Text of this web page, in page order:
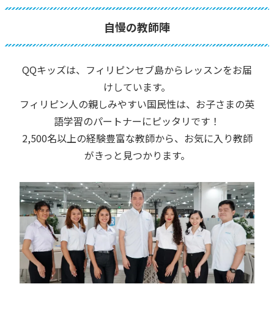
自慢の教師陣
QQキッズは、フィリピンセブ島からレッスンをお届
けしています。
フィリピン人の親しみやすい国民性は、お子さまの英
語学習のパートナーにピッタリです！
2,500名以上の経験豊富な教師から、お気に入り教師
がきっと見つかります。